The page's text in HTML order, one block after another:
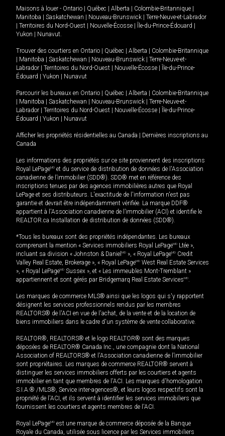
Maisons à louer - Ontario Québec Alberta Colombie-Britannique
Manitoba
Saskatchewan Nouveau-Brunswick
Terre-Neuve-et-Labrador
Territoires du Nord-Ouest Nouvelle-Écosse Île-du-Prince-Édouard
Yukon
Nunavut.
Trouver des courtiers en Ontario Québec Alberta
Colombie-Britannique
Manitoba Saskatchewan Nouveau-Brunswick
Terre-Neuve-et-
Labrador
Territoires du Nord-Ouest Nouvelle-Écosse
Île-du-Prince-
Édouard
Yukon Nunavut
Parcourir les bureaux en Ontario Québec Alberta
Colombie-Britannique
Manitoba Saskatchewan Nouveau-Brunswick
Terre-Neuve-et-
Labrador
Territoires du Nord-Ouest Nouvelle-Écosse
Île-du-Prince-
Édouard
Yukon Nunavut
Afficher les propriétés résidentielles au Canada
Dernières inscriptions au
Canada
Les informations des propriétés sur ce site proviennent des inscriptions
Royal LePageMD et du service de distribution de données de l'Association
canadienne de l’immobilier (SDD®). SDD® met en référence des
inscriptions tenues par des agences immobilières autres que Royal
LePage et ses distributeurs. L'exactitude de l'information n'est pas
garantie et devrait être indépendamment vérifiée. La marque DDF®
appartient à l'Association canadienne de l’immobilier (ACI) et identifie le
REALTOR.ca Installation de distribution de données (SDD®).
*Tous les bureaux sont des propriétés indépendantes. Les bureaux
comprenant la mention « Services immobiliers Royal LePageMD Ltée »,
incluant sa division « Johnston & Daniel MD », « Royal LePageMD Credit
Valley Real Estate, Brokerage », « Royal LePageMD West Real Estate Services
», « Royal LePageMD Sussex », et « Les immeubles Mont-Tremblant »
appartiennent et sont gérés par Bridgemarq Real Estate ServicesMD.
Les marques de commerce MLS® ainsi que les logos qui s'y rapportent
désignent les services professionnels rendus par les membres
REALTORS® de l'ACI en vue de l'achat, de la vente et de la location de
biens immobiliers dans le cadre d'un système de vente collaborative.
REALTOR®, REALTORS® et le logo REALTOR® sont des marques
déposées de REALTOR® Canada Inc., une compagnie dont la National
Association of REALTORS® et l'Association canadienne de l’immobilier
sont propriétaires. Les marques de commerce REALTOR® servent à
distinguer les services immobiliers offerts par les courtiers et agents
immobilier en tant que membres de l'ACI. Les marques d'homologation
S.I.A.® /MLS®, Service inter-agences®, et leurs logos respectifs sont la
propriété de l'ACI, et ils servent à identifier les services immobiliers que
fournissent les courtiers et agents membres de l'ACI.
Royal LePageMD est une marque de commerce déposée de la Banque
Royale du Canada, utilisée sous licence par les Services immobiliers